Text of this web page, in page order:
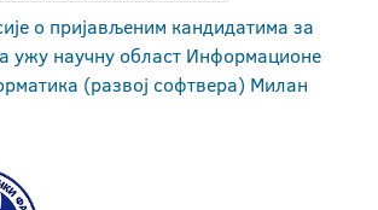
о пријављеним кандидатима за
ужу научну област Информационе
(развој софтвера) Милан